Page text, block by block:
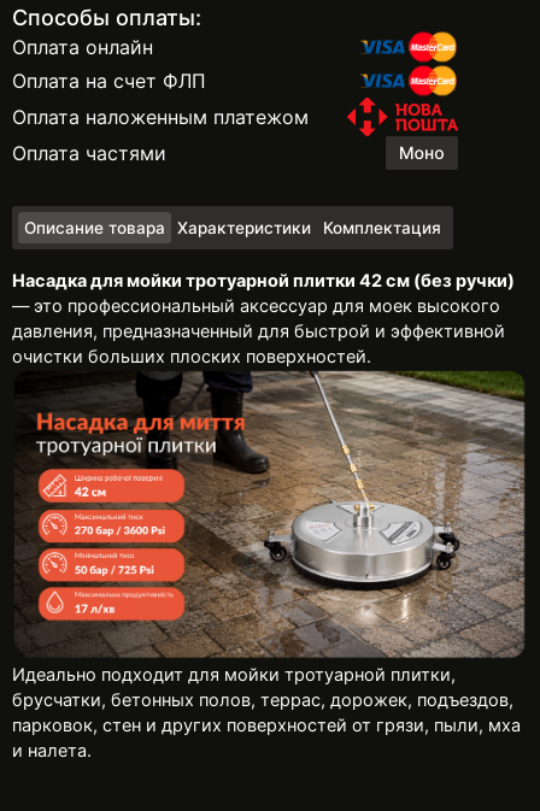
Способы оплаты:
Оплата онлайн
Оплата на счет ФЛП
Оплата наложенным платежом
Оплата частями
Описание товара Характеристики Комплектация
Насадка для мойки тротуарной плитки 42 см (без ручки)
— это профессиональный аксессуар для моек высокого
давления, предназначенный для быстрой и эффективной
очистки больших плоских поверхностей.
Идеально подходит для мойки тротуарной плитки,
брусчатки, бетонных полов, террас, дорожек, подъездов,
парковок, стен и других поверхностей от грязи, пыли, мха
и налета.